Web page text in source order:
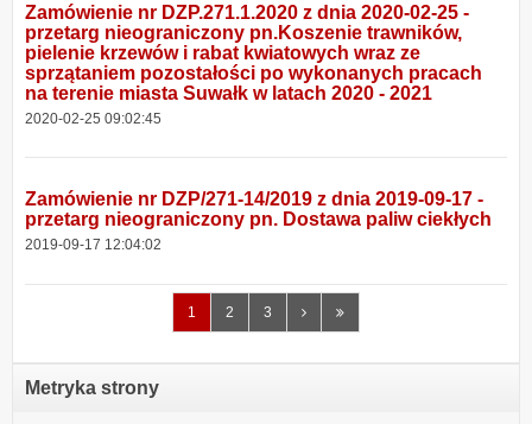
Zamówienie nr DZP.271.1.2020 z dnia 2020-02-25 -
przetarg nieograniczony pn.Koszenie trawników,
pielenie krzewów i rabat kwiatowych wraz ze
sprzątaniem pozostałości po wykonanych pracach
na terenie miasta Suwałk w latach 2020 - 2021
2020-02-25 09:02:45
Zamówienie nr DZP/271-14/2019 z dnia 2019-09-17 -
przetarg nieograniczony pn. Dostawa paliw ciekłych
2019-09-17 12:04:02
1 2 3
NastępnaOstatnia
Metryka strony